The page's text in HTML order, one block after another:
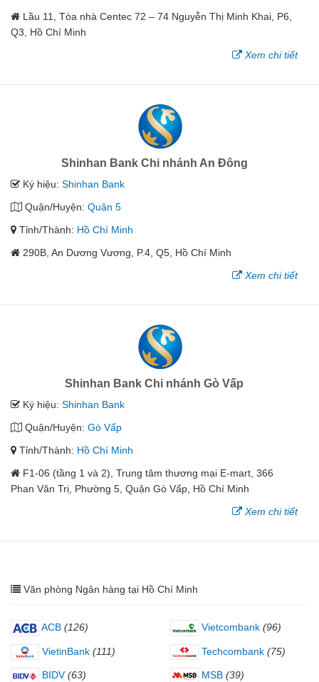
Lầu 11, Tòa nhà Centec 72 – 74 Nguyễn Thị Minh Khai, P6,
Q3, Hồ Chí Minh
Xem chi tiết
Shinhan Bank Chi nhánh An Đông
Ký hiệu: Shinhan Bank
Quận/Huyện: Quận 5
Tỉnh/Thành: Hồ Chí Minh
290B, An Dương Vương, P.4, Q5, Hồ Chí Minh
Xem chi tiết
Shinhan Bank Chi nhánh Gò Vấp
Ký hiệu: Shinhan Bank
Quận/Huyện: Gò Vấp
Tỉnh/Thành: Hồ Chí Minh
F1-06 (tầng 1 và 2), Trung tâm thương mại E-mart, 366
Phan Văn Trị, Phường 5, Quận Gò Vấp, Hồ Chí Minh
Xem chi tiết
Văn phòng Ngân hàng tại Hồ Chí Minh
ACB (126) Vietcombank (96)
VietinBank (111) Techcombank (75)
BIDV (63) MSB (39)